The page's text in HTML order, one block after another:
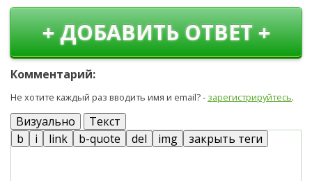
+ ДОБАВИТЬ ОТВЕТ +
Комментарий:
Не хотите каждый раз вводить имя и email? - зарегистрируйтесь.
Визуально Текст